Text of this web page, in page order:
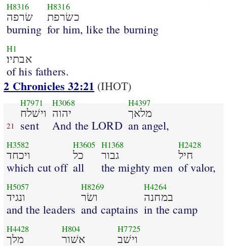
H8316
שׂרפה
burning
H8316
כשׂרפת
for him, like the burning
H1
אבתיו׃
of his fathers.
2 Chronicles 32:21 (IHOT)
21
H7971
וישׁלח
sent
H3068
יהוה
And the LORD
H4397
מלאך
an angel,
H3582
ויכחד
which cut off
H3605
כל
all
H1368
גבור
the mighty men
H2428
חיל
of valor,
H5057
ונגיד
and the leaders
H8269
ושׂר
and captains
H4264
במחנה
in the camp
H4428
מלך
H804
אשׁור
H7725
וישׁב